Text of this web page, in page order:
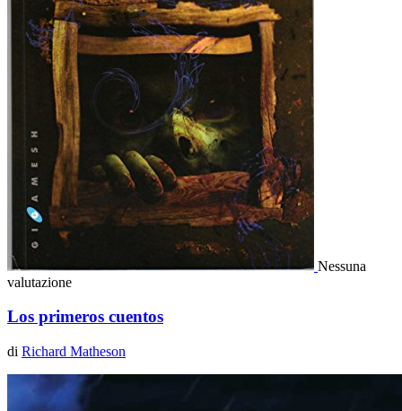
Nessuna
valutazione
Los primeros cuentos
di Richard Matheson